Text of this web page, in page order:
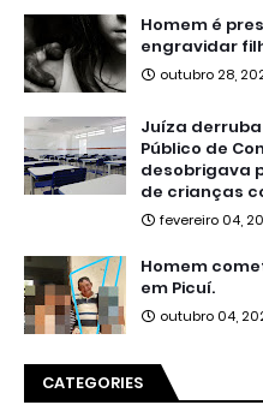
Homem é
engravidar
outubro 28,
Juíza
Público de
desobrigava
de crianças
fevereiro 04,
Homem
em Picuí.
outubro 04,
CATEGORIES